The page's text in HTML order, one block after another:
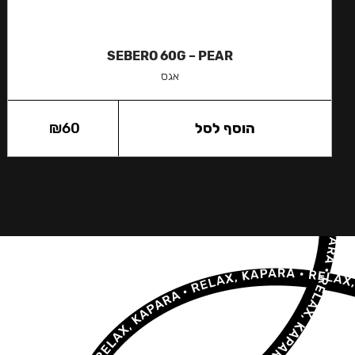
SEBERO 60G – PEAR
אגס
₪60 הוסף לסל